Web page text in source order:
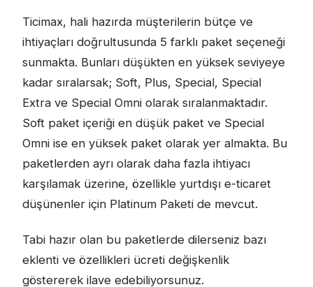
Ticimax, hali hazırda müşterilerin bütçe ve
ihtiyaçları doğrultusunda 5 farklı paket seçeneği
sunmakta. Bunları düşükten en yüksek seviyeye
kadar sıralarsak; Soft, Plus, Special, Special
Extra ve Special Omni olarak sıralanmaktadır.
Soft paket içeriği en düşük paket ve Special
Omni ise en yüksek paket olarak yer almakta. Bu
paketlerden ayrı olarak daha fazla ihtiyacı
karşılamak üzerine, özellikle yurtdışı e-ticaret
düşünenler için Platinum Paketi de mevcut.
Tabi hazır olan bu paketlerde dilerseniz bazı
eklenti ve özellikleri ücreti değişkenlik
göstererek ilave edebiliyorsunuz.